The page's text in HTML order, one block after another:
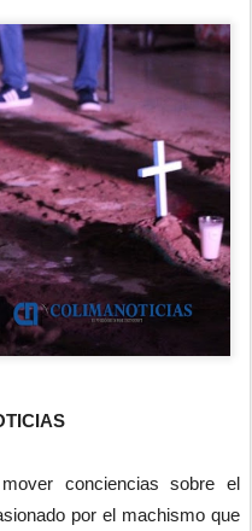
conciencias sobre el
por el machismo que